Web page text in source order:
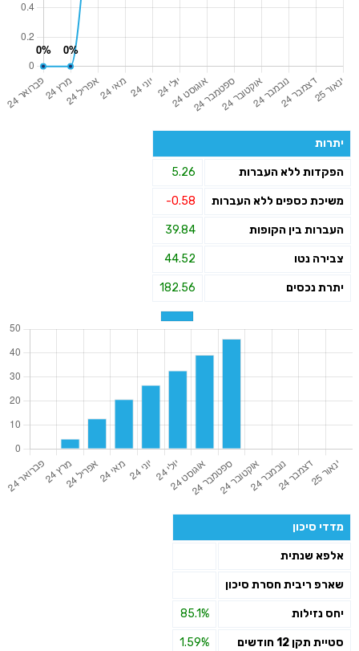
יתרות
הפקדות ללא העברות 5.26
משיכת כספים ללא העברות -0.58
העברות בין הקופות 39.84
צבירה נטו 44.52
יתרת נכסים 182.56
מדדי סיכון
אלפא שנתית
שארפ ריבית חסרת סיכון
יחס נזילות 85.1%
סטיית תקן 12 חודשים 1.59%